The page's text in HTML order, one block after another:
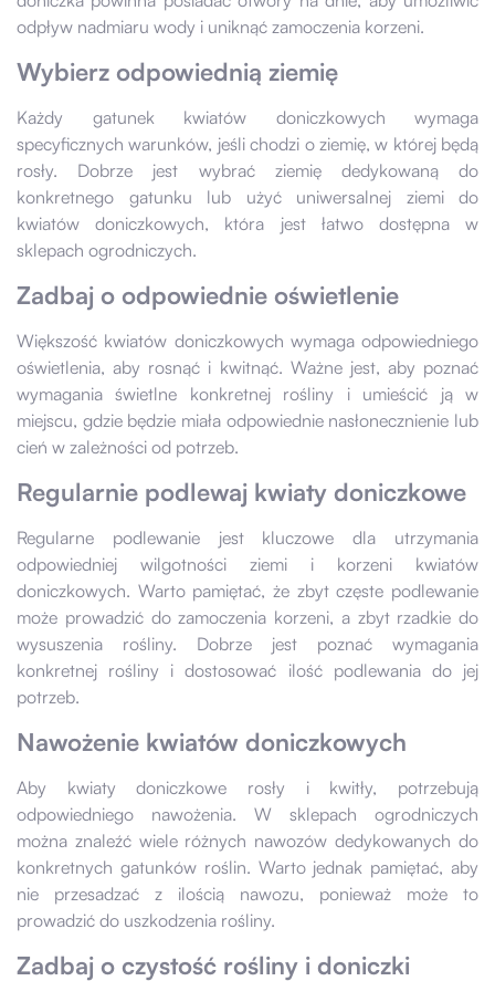
odpływ nadmiaru wody i uniknąć zamoczenia korzeni.
Wybierz odpowiednią ziemię
Każdy gatunek kwiatów doniczkowych wymaga
specyficznych warunków, jeśli chodzi o ziemię, w której będą
rosły. Dobrze jest wybrać ziemię dedykowaną do
konkretnego gatunku lub użyć uniwersalnej ziemi do
kwiatów doniczkowych, która jest łatwo dostępna w
sklepach ogrodniczych.
Zadbaj o odpowiednie oświetlenie
Większość kwiatów doniczkowych wymaga odpowiedniego
oświetlenia, aby rosnąć i kwitnąć. Ważne jest, aby poznać
wymagania świetlne konkretnej rośliny i umieścić ją w
miejscu, gdzie będzie miała odpowiednie nasłonecznienie lub
cień w zależności od potrzeb.
Regularnie podlewaj kwiaty doniczkowe
Regularne podlewanie jest kluczowe dla utrzymania
odpowiedniej wilgotności ziemi i korzeni kwiatów
doniczkowych. Warto pamiętać, że zbyt częste podlewanie
może prowadzić do zamoczenia korzeni, a zbyt rzadkie do
wysuszenia rośliny. Dobrze jest poznać wymagania
konkretnej rośliny i dostosować ilość podlewania do jej
potrzeb.
Nawożenie kwiatów doniczkowych
Aby kwiaty doniczkowe rosły i kwitły, potrzebują
odpowiedniego nawożenia. W sklepach ogrodniczych
można znaleźć wiele różnych nawozów dedykowanych do
konkretnych gatunków roślin. Warto jednak pamiętać, aby
nie przesadzać z ilością nawozu, ponieważ może to
prowadzić do uszkodzenia rośliny.
Zadbaj o czystość rośliny i doniczki